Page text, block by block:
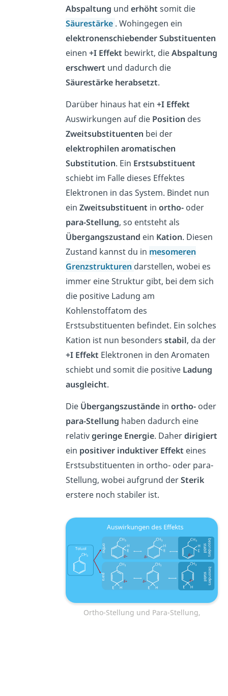
Abspaltung underhöht somit die
Säurestärke . Wohingegen ein
elektronenschiebenderSubstituenten
einen+I Effekt bewirkt, dieAbspaltung
erschwert und dadurch die
Säurestärke herabsetzt.
Darüber hinaus hat ein+I Effekt
Auswirkungen auf die Position des
Zweitsubstituenten bei der
elektrophilen aromatischen
Substitution. Ein Erstsubstituent
schiebt im Falle dieses Effektes
Elektronen in das System. Bindet nun
einZweitsubstituent inortho- oder
para-Stellung, so entsteht als
Übergangszustand ein Kation. Diesen
Zustand kannst du in mesomeren
Grenzstrukturen darstellen, wobei es
immer eine Struktur gibt, bei dem sich
die positive Ladung am
Kohlenstoffatom des
Erstsubstituenten befindet. Ein solches
Kation ist nun besondersstabil, da der
+I Effekt Elektronen in den Aromaten
schiebt und somit die positive Ladung
ausgleicht.
Die Übergangszustände inortho- oder
para-Stellung haben dadurch eine
relativgeringe Energie. Daherdirigiert
ein positiver induktiver Effekt eines
Erstsubstituenten in ortho- oder para-
Stellung, wobei aufgrund derSterik
erstere noch stabiler ist.
Ortho-Stellung und Para-Stellung,